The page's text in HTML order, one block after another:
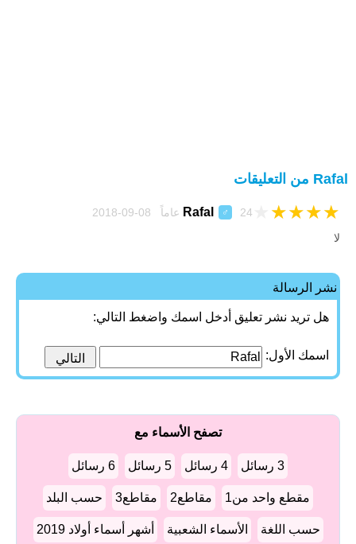
Rafal من التعليقات
Rafal ♂ 24 عاماً 08-09-2018 ★
★
★
★
لا
نشر الرسالة
هل تريد نشر تعليق أدخل اسمك واضغط التالي:
اسمك الأول:
تصفح الأسماء مع
3 رسائل 4 رسائل 5 رسائل 6 رسائل
مقطع واحد من1 مقاطع2 مقاطع3 حسب البلد
حسب اللغة الأسماء الشعبية أشهر أسماء أولاد 2019